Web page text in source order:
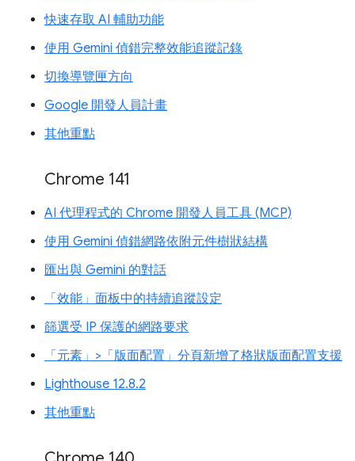
快速存取 AI 輔助功能
使用 Gemini 偵錯完整效能追蹤記錄
切換導覽匣方向
Google 開發人員計畫
其他重點
Chrome 141
AI 代理程式的 Chrome 開發人員工具 (MCP)
使用 Gemini 偵錯網路依附元件樹狀結構
匯出與 Gemini 的對話
「效能」面板中的持續追蹤設定
篩選受 IP 保護的網路要求
「元素」>「版面配置」分頁新增了格狀版面配置支援
Lighthouse 12.8.2
其他重點